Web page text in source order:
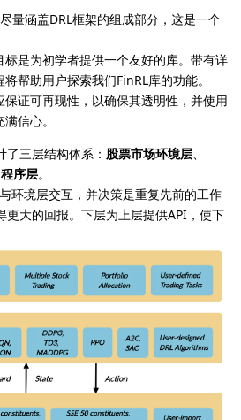
尽量涵盖DRL框架的组成部分，这是一个
标是为初学者提供一个友好的库。带有详
帮助用户探索我们FinRL库的功能。
保证可再现性，以确保其透明性，并使用
信心。
三层结构体系： 股票市场环境层
序层。
环境层交互，并决策是重复先前的工作
更大的回报。下层为上层提供API，使下